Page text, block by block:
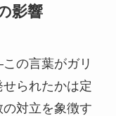
影響
の言葉がガリ
られたかは定
対立を象徴す